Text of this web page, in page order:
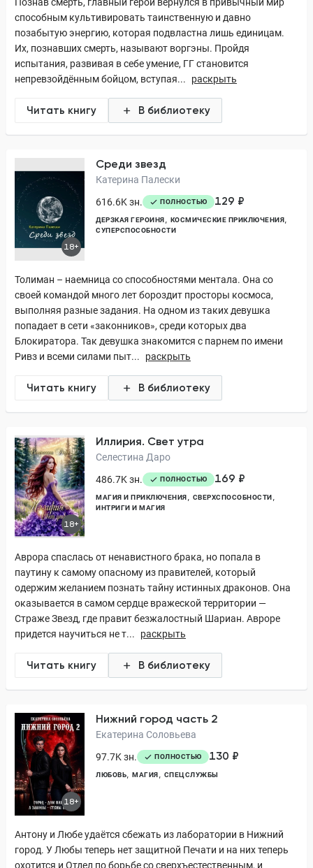
способным культивировать таинственную и давно
позабытую энергию, которая подвластна лишь единицам.
Их, познавших смерть, называют воргэны. Пройдя
испытания, развивая в себе умение, ГГ становится
непревзойдённым бойцом, вступая...
раскрыть
Читать книгу В библиотеку
18+
Среди звезд
Катерина Палески
616.6K зн.
ПОЛНОСТЬЮ 129 ₽
ДЕРЗКАЯ ГЕРОИНЯ
КОСМИЧЕСКИЕ ПРИКЛЮЧЕНИЯ
СУПЕРСПОСОБНОСТИ
Толиман – наемница со способностями ментала. Она со
своей командой много лет бороздит просторы космоса,
выполняя разные задания. На одном из таких девушка
попадает в сети «законников», среди которых два
Блокиратора. Так девушка знакомится с парнем по имени
Ривз и всеми силами пыт...
раскрыть
Читать книгу В библиотеку
18+
Иллирия. Свет утра
Селестина Даро
486.7K зн.
ПОЛНОСТЬЮ 169 ₽
МАГИЯ И ПРИКЛЮЧЕНИЯ
СВЕРХСПОСОБНОСТИ
ИНТРИГИ И МАГИЯ
Аврора спаслась от ненавистного брака, но попала в
паутину к самому опасному из правителей, который
одержим желанием познать тайну истинных драконов. Она
оказывается в самом сердце вражеской территории —
Страже Звезд, где правит безжалостный Шариан. Авроре
придется научиться не т...
раскрыть
Читать книгу В библиотеку
18+
Нижний город часть 2
Екатерина Соловьева
97.7K зн.
ПОЛНОСТЬЮ 130 ₽
ЛЮБОВЬ МАГИЯ СПЕЦСЛУЖБЫ
Антону и Любе удаётся сбежать из лаборатории в Нижний
город. У Любы теперь нет защитной Печати и на них теперь
охотится и Отдел по борьбе со сверхъестественным, и